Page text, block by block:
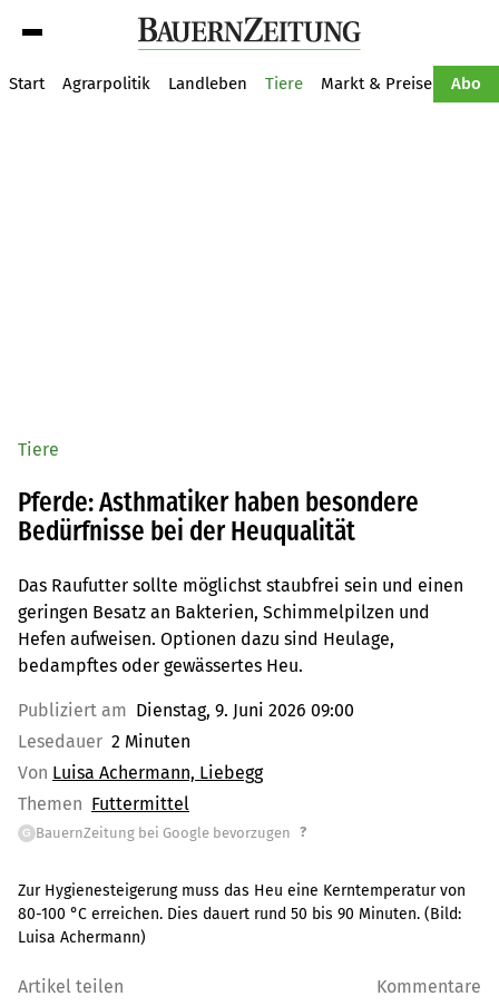
Start Agrarpolitik Landleben Tiere Markt & Preise Abo
Tiere
Pferde: Asthmatiker haben besondere
Bedürfnisse bei der Heuqualität
Das Raufutter sollte möglichst staubfrei sein und einen
geringen Besatz an Bakterien, Schimmelpilzen und
Hefen aufweisen. Optionen dazu sind Heulage,
bedampftes oder gewässertes Heu.
Publiziert am Dienstag, 9. Juni 2026 09:00
Lesedauer 2 Minuten
Von Luisa Achermann, Liebegg
Themen Futtermittel
G BauernZeitung bei Google bevorzugen ?
Zur Hygienesteigerung muss das Heu eine Kerntemperatur von
80-100 °C erreichen. Dies dauert rund 50 bis 90 Minuten. (Bild:
Luisa Achermann)
Artikel teilen Kommentare